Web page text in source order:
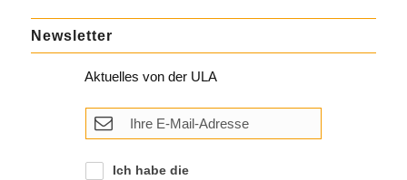
Newsletter
Aktuelles von der ULA
Ich habe die